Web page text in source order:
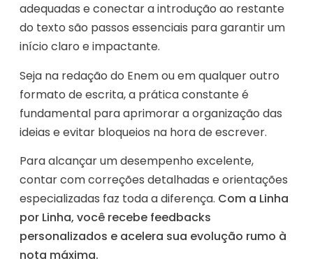
adequadas e conectar a introdução ao restante
do texto são passos essenciais para garantir um
início claro e impactante.
Seja na redação do Enem ou em qualquer outro
formato de escrita, a prática constante é
fundamental para aprimorar a organização das
ideias e evitar bloqueios na hora de escrever.
Para alcançar um desempenho excelente,
contar com correções detalhadas e orientações
especializadas faz toda a diferença. Com a Linha
por Linha, você recebe feedbacks
personalizados e acelera sua evolução rumo à
nota máxima.